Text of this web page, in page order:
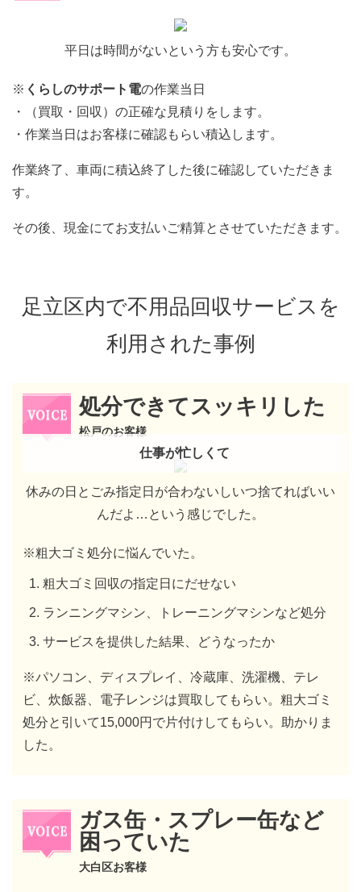
平日は時間がないという方も安心です。
※ くらしのサポート電の作業当日
・（買取・回収）の正確な見積りをします。
・作業当日はお客様に確認もらい積込します。
作業終了、車両に積込終了した後に確認していただきま
す。
その後、現金にてお支払いご精算とさせていただきます。
足立区内で不用品回収サービスを
利用された事例
処分できてスッキリした
松戸のお客様
仕事が忙しくて
休みの日とごみ指定日が合わないしいつ捨てればいい
んだよ…という感じでした。
※粗大ゴミ処分に悩んでいた。
粗大ゴミ回収の指定日にだせない
ランニングマシン、トレーニングマシンなど処分
サービスを提供した結果、どうなったか
※パソコン、ディスプレイ、冷蔵庫、洗濯機、テレ
ビ、炊飯器、電子レンジは買取してもらい。粗大ゴミ
処分と引いて15,000円で片付けしてもらい。助かりま
した。
ガス缶・スプレー缶など
困っていた
大白区お客様